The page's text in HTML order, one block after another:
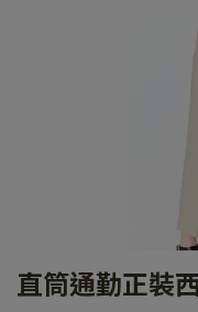
直筒通勤正裝